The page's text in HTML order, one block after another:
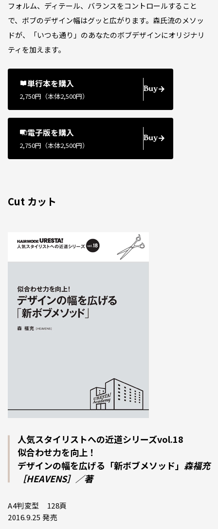
フォルム、ディテール、バランスをコントロールすること
で、ボブのデザイン幅はグッと広がります。森氏流のメソッ
ドが、「いつも通り」のあなたのボブデザインにオリジナリ
ティを加えます。
単行本を購入
2,750円（本体2,500円）
Buy
電子版を購入
2,750円（本体2,500円）
Buy
Cut カット
人気スタイリストへの近道シリーズvol.18
似合わせ力を向上！
デザインの幅を広げる「新ボブメソッド」 森福充
［HEAVENS］／著
A4判変型 128頁
2016.9.25 発売